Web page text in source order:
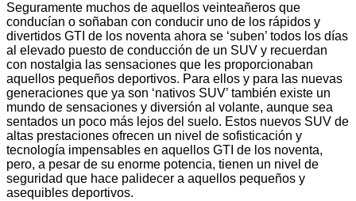
Seguramente muchos de aquellos veinteañeros que
conducían o soñaban con conducir uno de los rápidos y
divertidos GTI de los noventa ahora se ‘suben’ todos los días
al elevado puesto de conducción de un SUV y recuerdan
con nostalgia las sensaciones que les proporcionaban
aquellos pequeños deportivos. Para ellos y para las nuevas
generaciones que ya son ‘nativos SUV’ también existe un
mundo de sensaciones y diversión al volante, aunque sea
sentados un poco más lejos del suelo. Estos nuevos SUV de
altas prestaciones ofrecen un nivel de sofisticación y
tecnología impensables en aquellos GTI de los noventa,
pero, a pesar de su enorme potencia, tienen un nivel de
seguridad que hace palidecer a aquellos pequeños y
asequibles deportivos.